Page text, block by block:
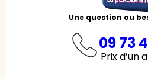
Une question ou
09 73
Prix d’un